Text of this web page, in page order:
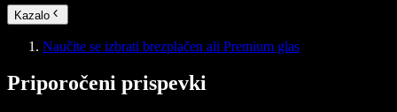
Kazalo
Naučite se izbrati brezplačen ali Premium glas
Priporočeni prispevki